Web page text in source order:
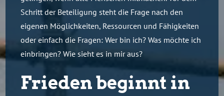
Schritt der Beteiligung steht die Frage nach den
eigenen Möglichkeiten, Ressourcen und Fähigkeiten
oder einfach die Fragen: Wer bin ich? Was möchte ich
einbringen? Wie sieht es in mir aus?
Frieden beginnt in